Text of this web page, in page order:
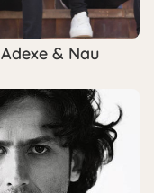
Adexe & Nau